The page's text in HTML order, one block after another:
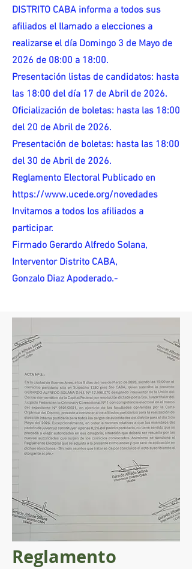
DISTRITO CABA informa a todos sus
afiliados el llamado a elecciones a
realizarse el día Domingo 3 de Mayo de
2026 de 08:00 a 18:00.
Presentación listas de candidatos: hasta
las 18:00 del día 17 de Abril de 2026.
Oficialización de boletas: hasta las 18:00
del 20 de Abril de 2026.
Presentación de boletas: hasta las 18:00
del 30 de Abril de 2026.
Reglamento Electoral Publicado en
https://www.ucede.org/novedades
Invitamos a todos los afiliados a
participar.
Firmado Gerardo Alfredo Solana,
Interventor Distrito CABA,
Gonzalo Diaz Apoderado.-
Reglamento